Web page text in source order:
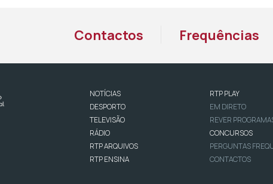
Contactos Frequências
NOTÍCIAS
DESPORTO
TELEVISÃO
RÁDIO
RTP ARQUIVOS
RTP ENSINA
RTP PLAY
EM DIRETO
REVER
CONCURSOS
PERGUNTAS
CONTACTOS